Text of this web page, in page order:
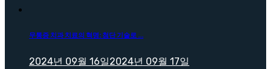
무통증 치과 치료의 혁명: 첨단 기술로 ...
2024년 09월 16일2024년 09월 17일